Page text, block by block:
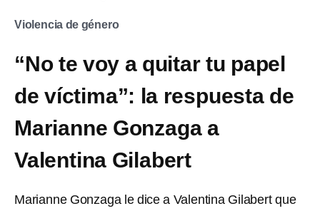
Violencia de género
“No te voy a quitar tu papel
de víctima”: la respuesta de
Marianne Gonzaga a
Valentina Gilabert
Marianne Gonzaga le dice a Valentina Gilabert que